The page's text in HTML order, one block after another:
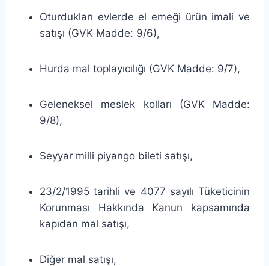
Oturdukları evlerde el emeği ürün imali ve
satışı (GVK Madde: 9/6),
Hurda mal toplayıcılığı (GVK Madde: 9/7),
Geleneksel meslek kolları (GVK Madde:
9/8),
Seyyar milli piyango bileti satışı,
23/2/1995 tarihli ve 4077 sayılı Tüketicinin
Korunması Hakkında Kanun kapsamında
kapıdan mal satışı,
Diğer mal satışı,